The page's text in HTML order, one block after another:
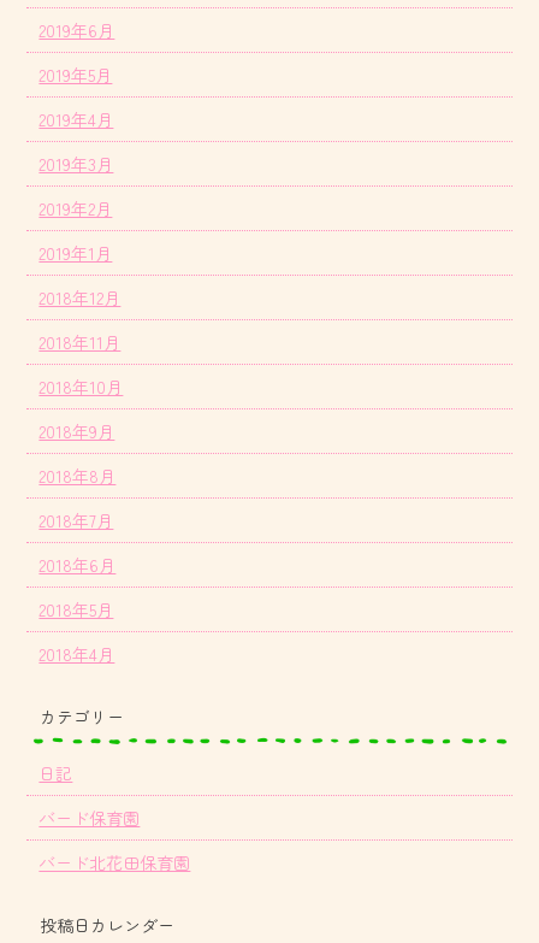
2019年6月
2019年5月
2019年4月
2019年3月
2019年2月
2019年1月
2018年12月
2018年11月
2018年10月
2018年9月
2018年8月
2018年7月
2018年6月
2018年5月
2018年4月
カテゴリー
日記
バード保育園
バード北花田保育園
投稿日カレンダー